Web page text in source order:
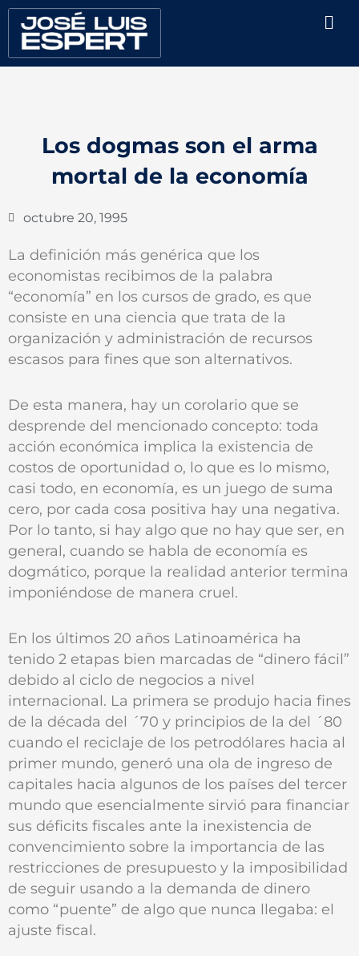
contenido
Los dogmas son el arma
mortal de la economía
octubre 20, 1995
La definición más genérica que los
economistas recibimos de la palabra
“economía” en los cursos de grado, es que
consiste en una ciencia que trata de la
organización y administración de recursos
escasos para fines que son alternativos.
De esta manera, hay un corolario que se
desprende del mencionado concepto: toda
acción económica implica la existencia de
costos de oportunidad o, lo que es lo mismo,
casi todo, en economía, es un juego de suma
cero, por cada cosa positiva hay una negativa.
Por lo tanto, si hay algo que no hay que ser, en
general, cuando se habla de economía es
dogmático, porque la realidad anterior termina
imponiéndose de manera cruel.
En los últimos 20 años Latinoamérica ha
tenido 2 etapas bien marcadas de “dinero fácil”
debido al ciclo de negocios a nivel
internacional. La primera se produjo hacia fines
de la década del ´70 y principios de la del ´80
cuando el reciclaje de los petrodólares hacia al
primer mundo, generó una ola de ingreso de
capitales hacia algunos de los países del tercer
mundo que esencialmente sirvió para financiar
sus déficits fiscales ante la inexistencia de
convencimiento sobre la importancia de las
restricciones de presupuesto y la imposibilidad
de seguir usando a la demanda de dinero
como “puente” de algo que nunca llegaba: el
ajuste fiscal.